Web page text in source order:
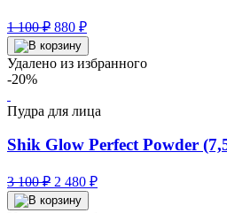
1 100₽ Первоначальная
цена
составляла
1
880 ₽Текущая
цена:
880 ₽.
Удалено из избранного
-20%
Пудра для лица
Shik Glow Perfect Powder
3 100₽ Первоначальная
цена
2 480 ₽Текущая